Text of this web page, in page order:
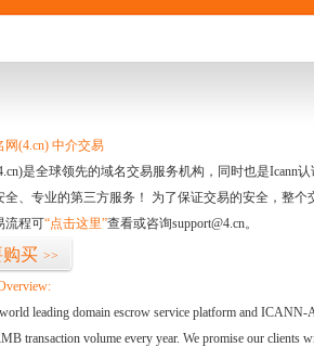
网(4.cn) 中介交易
是全球领先的域名交易服务机构，同时也是Icann
全、专业的第三方服务！ 为了保证交易的安全，整个
流程可“点击这里”查看或咨询support@4.cn。
买 >>
leading domain escrow service platform and ICANN-
transaction volume every year. We promise our clients